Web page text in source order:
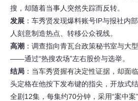
搜，却随着当事人突然失踪而反转。
发展 ：车秀贤发现爆料账号IP与报社内
人刻意制造热点、转移公众视线。
高潮 ：调查指向青瓦台政策秘书室与大
——通过“热搜农场”左右股价与选举。
结局 ：当车秀贤握有决定性证据，却面
头定格在他按下发布键的指尖，开放式
全剧12集，每集约70分钟，采用“案中